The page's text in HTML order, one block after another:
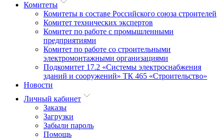
Комитеты
Комитеты в составе Российского союза строителей
Комитет технических экспертов
Комитет по работе с промышленными
предприятиями
Комитет по работе со строительными
электромонтажными организациями
Подкомитет 17.2 «Системы электроснабжения
зданий и сооружений» ТК 465 «Строительство»
Новости
Личный кабинет
Заказы
Загрузки
Забыли пароль
Помощь